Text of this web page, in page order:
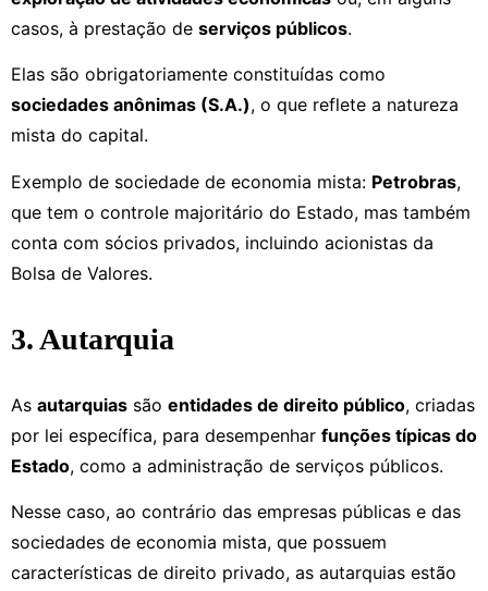
casos, à prestação de serviços públicos.
Elas são obrigatoriamente constituídas como
sociedades anônimas (S.A.), o que reflete a natureza
mista do capital.
Exemplo de sociedade de economia mista: Petrobras,
que tem o controle majoritário do Estado, mas também
conta com sócios privados, incluindo acionistas da
Bolsa de Valores.
3. Autarquia
As autarquias são entidades de direito público, criadas
por lei específica, para desempenhar funções típicas do
Estado, como a administração de serviços públicos.
Nesse caso, ao contrário das empresas públicas e das
sociedades de economia mista, que possuem
características de direito privado, as autarquias estão